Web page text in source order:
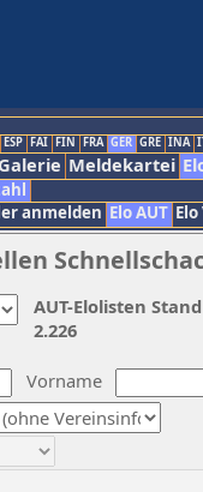
ESP FAI FIN FRA GER GRE INA
Meldekartei
anmelden Elo AUT
Vorname
AUT-Elolisten
2.226